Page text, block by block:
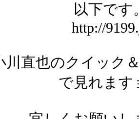
以下です
http://
川直也のクイック
で見れます